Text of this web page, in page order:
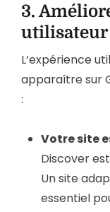
3.
utilisateur
L’expérience
apparaître sur
:
Votre site
Discover
Un site
essentiel